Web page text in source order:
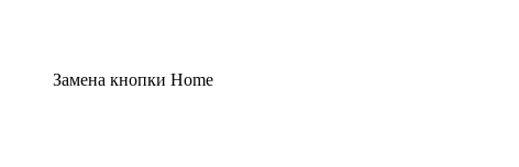
Замена кнопки Home